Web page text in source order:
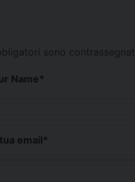
sono contrassegnati
Name*
email*